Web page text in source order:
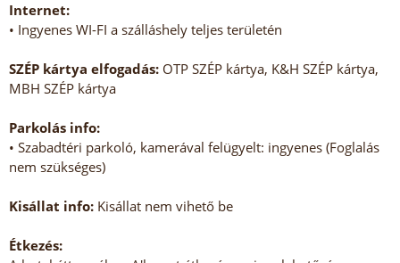
Internet:
• Ingyenes WI-FI a szálláshely teljes területén
SZÉP kártya elfogadás: OTP SZÉP kártya, K&H SZÉP kártya,
MBH SZÉP kártya
Parkolás info:
• Szabadtéri parkoló, kamerával felügyelt: ingyenes (Foglalás
nem szükséges)
Kisállat info: Kisállat nem vihető be
Étkezés: